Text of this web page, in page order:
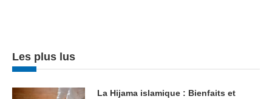
Les plus lus
La Hijama islamique : Bienfaits et